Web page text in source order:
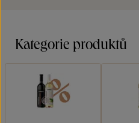
Kategorie produktů